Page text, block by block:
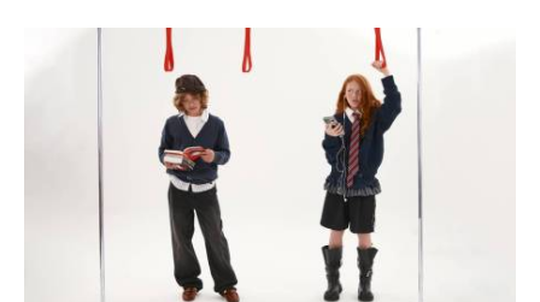
Фотографы покажут скрытые детали городка
писателей с помощью флагманов серии
Huawei Pura 90s